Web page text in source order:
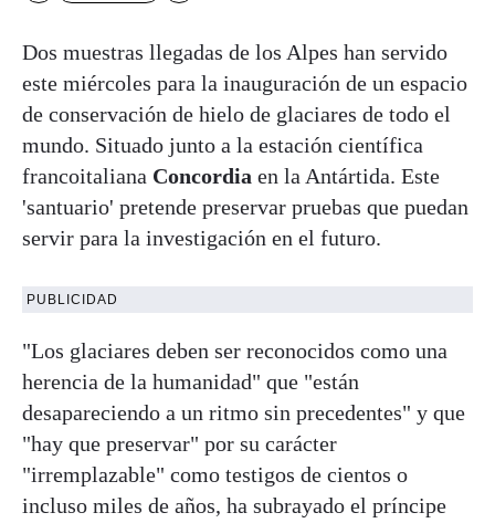
Dos muestras llegadas de los Alpes han servido
este miércoles para la inauguración de un espacio
de conservación de hielo de glaciares de todo el
mundo. Situado junto a la estación científica
francoitaliana Concordia en la Antártida. Este
'santuario' pretende preservar pruebas que puedan
servir para la investigación en el futuro.
PUBLICIDAD
"Los glaciares deben ser reconocidos como una
herencia de la humanidad" que "están
desapareciendo a un ritmo sin precedentes" y que
"hay que preservar" por su carácter
"irremplazable" como testigos de cientos o
incluso miles de años, ha subrayado el príncipe